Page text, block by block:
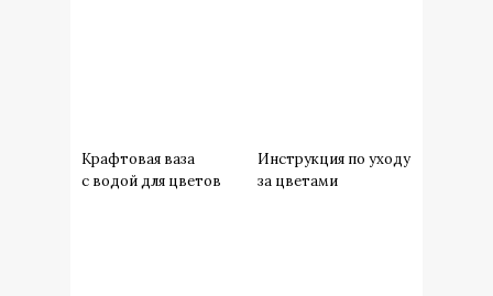
Крафтовая ваза
с водой для цветов
Инструкция по уходу
за цветами